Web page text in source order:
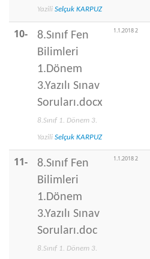
Yazili Selçuk KARPUZ
10-
8.Sınıf Fen
Bilimleri
1.Dönem
3.Yazılı Sınav
Soruları.docx
8.Sınıf 1. Dönem 3.
Yazili Selçuk KARPUZ
1.1.2018 2
11-
8.Sınıf Fen
Bilimleri
1.Dönem
3.Yazılı Sınav
Soruları.doc
8.Sınıf 1. Dönem 3.
1.1.2018 2